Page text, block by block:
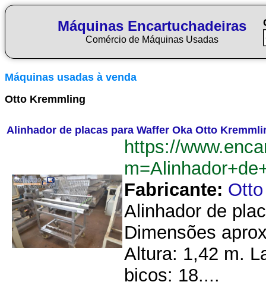
Máquinas Encartuchadeiras
Comércio de Máquinas Usadas
Máquinas usadas à venda
Otto Kremmling
Alinhador de placas para Waffer Oka Otto
https://
Fabricante:
Alinhador de
Dimensões
Altura: 1,42 m.
bicos: 18....